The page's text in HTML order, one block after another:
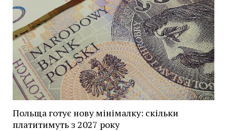
Польща готує нову мінімалку: скільки
платитимуть з 2027 року